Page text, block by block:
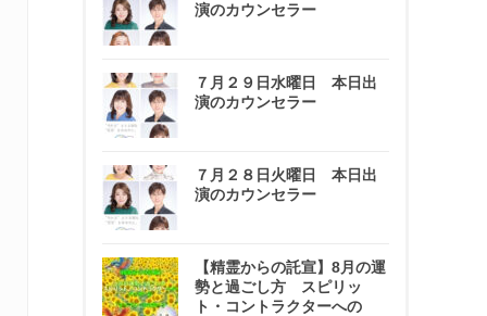
演のカウンセラー
７月２９日水曜日 本日出
演のカウンセラー
７月２８日火曜日 本日出
演のカウンセラー
【精霊からの託宣】8月の運
勢と過ごし方 スピリッ
ト・コントラクターへの